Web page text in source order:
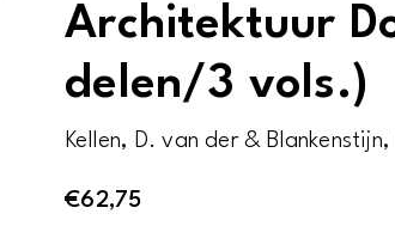
Architektuur
delen/3 vols.)
Kellen, D. van der & Blankenstijn,
€62,75